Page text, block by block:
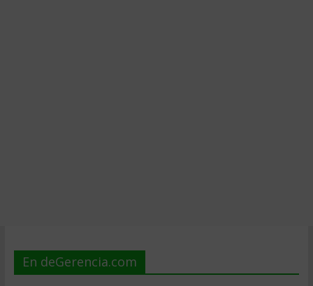
En deGerencia.com